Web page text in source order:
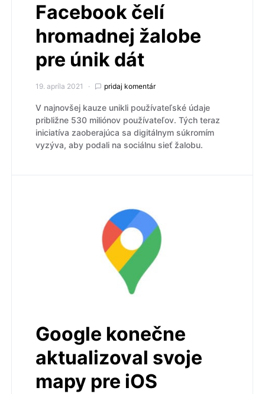
Facebook čelí
hromadnej žalobe
pre únik dát
19. apríla 2021 pridaj komentár
V najnovšej kauze unikli používateľské údaje
približne 530 miliónov používateľov. Tých teraz
iniciatíva zaoberajúca sa digitálnym súkromím
vyzýva, aby podali na sociálnu sieť žalobu.
Google konečne
aktualizoval svoje
mapy pre iOS